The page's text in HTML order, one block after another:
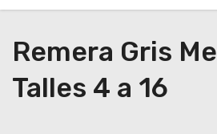
Remera Gris
Talles 4 a 16